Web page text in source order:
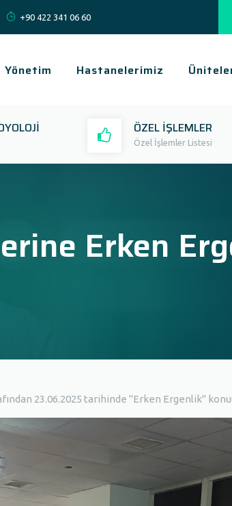
+90 422 341 06 60
Yönetim Hastanelerimiz
ÖZEL İŞLEMLER
Özel İşlemler Listesi
Erken
23.06.2025 tarihinde "Erken Ergenlik"